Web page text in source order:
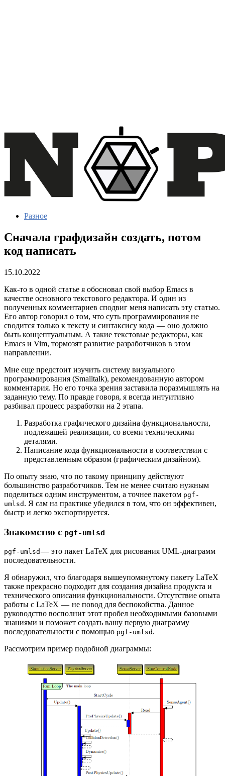
Разное
Сначала графдизайн создать, потом
код написать
15.10.2022
Как-то в одной статье я обосновал свой выбор Emacs в
качестве основного текстового редактора. И один из
полученных комментариев сподвиг меня написать эту статью.
Его автор говорил о том, что суть программирования не
сводится только к тексту и синтаксису кода — оно должно
быть концептуальным. А такие текстовые редакторы, как
Emacs и Vim, тормозят развитие разработчиков в этом
направлении.
Мне еще предстоит изучить систему визуального
программирования (Smalltalk), рекомендованную автором
комментария. Но его точка зрения заставила поразмышлять на
заданную тему. По правде говоря, я всегда интуитивно
разбивал процесс разработки на 2 этапа.
Разработка графического дизайна функциональности,
подлежащей реализации, со всеми техническими
деталями.
Написание кода функциональности в соответствии с
представленным образом (графическим дизайном).
По опыту знаю, что по такому принципу действуют
большинство разработчиков. Тем не менее считаю нужным
поделиться одним инструментом, а точнее пакетом pgf-
umlsd . Я сам на практике убедился в том, что он эффективен,
быстр и легко экспортируется.
Знакомство с pgf-umlsd
pgf-umlsd — это пакет LaTeX для рисования UML-диаграмм
последовательности.
Я обнаружил, что благодаря вышеупомянутому пакету LaTeX
также прекрасно подходит для создания дизайна продукта и
технического описания функциональности. Отсутствие опыта
работы с LaTeX — не повод для беспокойства. Данное
руководство восполнит этот пробел необходимыми базовыми
знаниями и поможет создать вашу первую диаграмму
последовательности с помощью pgf-umlsd .
Рассмотрим пример подобной диаграммы: